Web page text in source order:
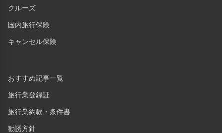
クルーズ
国内旅行保険
キャンセル保険
おすすめ記事一覧
旅行業登録証
旅行業約款・条件書
勧誘方針